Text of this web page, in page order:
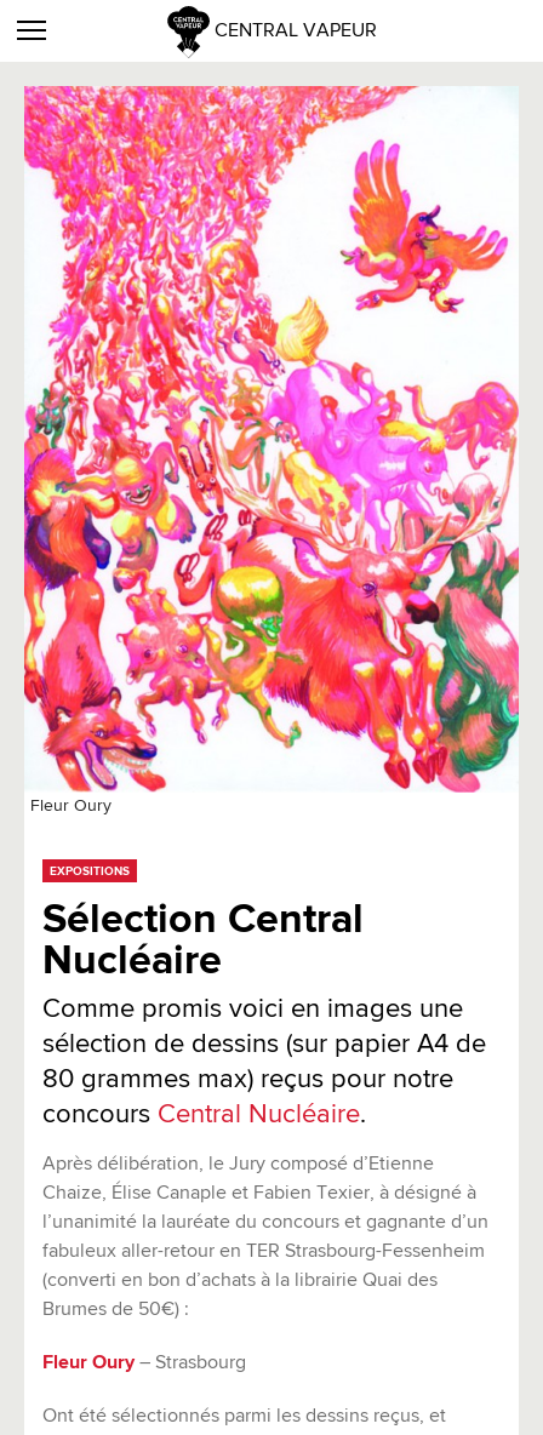
CENTRAL VAPEUR
Fleur Oury
EXPOSITIONS
Sélection Central
Nucléaire
Comme promis voici en images une
sélection de dessins (sur papier A4 de
80 grammes max) reçus pour notre
concours Central Nucléaire.
Après délibération, le Jury composé d’Etienne
Chaize, Élise Canaple et Fabien Texier, à désigné à
l’unanimité la lauréate du concours et gagnante d’un
fabuleux aller-retour en TER Strasbourg-Fessenheim
(converti en bon d’achats à la librairie Quai des
Brumes de 50€) :
Fleur Oury– Strasbourg
Ont été sélectionnés parmi les dessins reçus, et